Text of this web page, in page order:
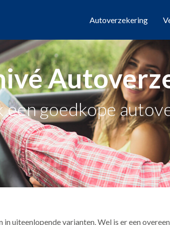
Autoverzekering
een goedkope
in uiteenlopende varianten. Wel is er een